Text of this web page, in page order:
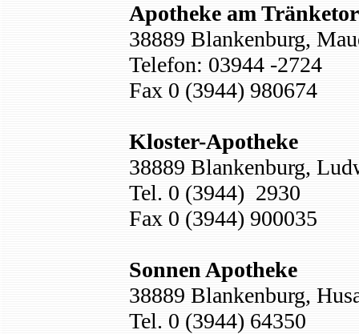
Apotheke am Tränketor
38889 Blankenburg,
Telefon: 03944 -2724
Fax 0 (3944) 980674
Kloster-Apotheke
38889 Blankenburg,
Tel. 0 (3944) 2930
Fax 0 (3944) 900035
Sonnen Apotheke
38889 Blankenburg,
Tel. 0 (3944) 64350